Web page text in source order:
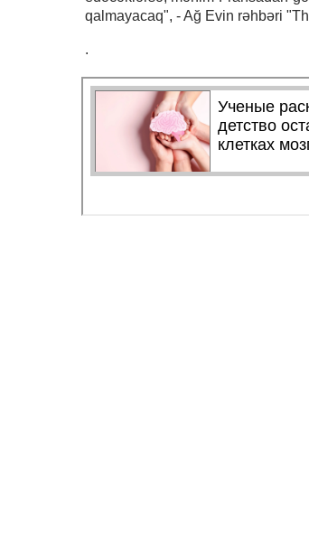
qalmayacaq", - Ağ Evin rəhbəri
.